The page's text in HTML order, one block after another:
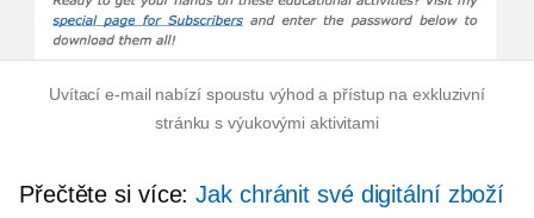
Uvítací e-mail nabízí spoustu výhod a přístup na exkluzivní
stránku s výukovými aktivitami
Přečtěte si více:Jak chránit své digitální zboží